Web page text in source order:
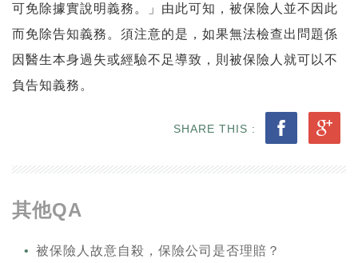
可免除據實說明義務。」由此可知，被保險人並不因此
而免除告知義務。須注意的是，如果無法檢查出問題係
因醫生本身過失或經驗不足導致，則被保險人就可以不
負告知義務。
SHARE THIS :
其他QA
被保險人故意自殺，保險公司是否理賠？